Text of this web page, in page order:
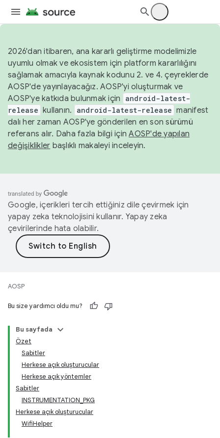
2026'dan itibaren, ana kararlı geliştirme modelimizle
uyumlu olmak ve ekosistem için platform kararlılığını
sağlamak amacıyla kaynak kodunu 2. ve 4. çeyreklerde
AOSP'de yayınlayacağız. AOSP'yi oluşturmak ve
AOSP'ye katkıda bulunmak için
android-latest-
release kullanın. android-latest-release manifest
dalı her zaman AOSP'ye gönderilen en son sürümü
referans alır. Daha fazla bilgi içinAOSP'de yapılan
değişiklikler başlıklı makaleyi inceleyin.
Google, içerikleri tercih ettiğiniz dile çevirmek için
yapay zeka teknolojisini kullanır. Yapay zeka
çevirilerinde hata olabilir.
AOSP
Bu size yardımcı oldu mu?
Bu sayfada
Özet
Sabitler
Herkese açık oluşturucular
Herkese açık yöntemler
Sabitler
INSTRUMENTATION_PKG
Herkese açık oluşturucular
WifiHelper